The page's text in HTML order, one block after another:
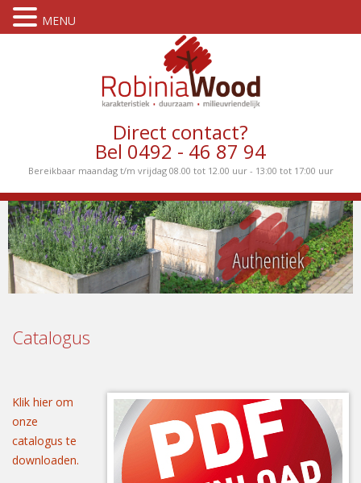
Direct contact?
Bel 0492 - 46 87 94
Bereikbaar maandag t/m vrijdag 08.00 tot 12.00 uur - 13:00 tot 17:00 uur
Catalogus
Klik hier om
onze
catalogus te
downloaden.
MENU